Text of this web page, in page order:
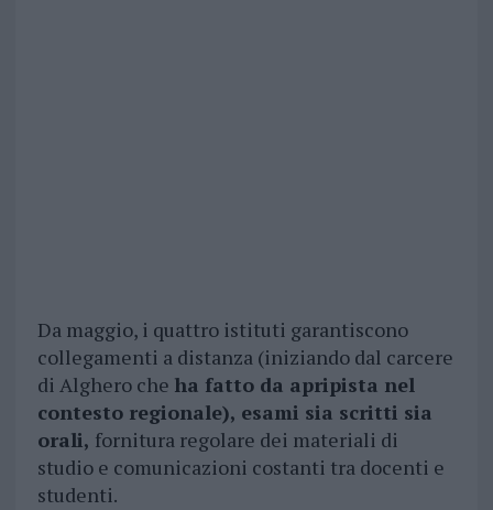
Da maggio, i quattro istituti garantiscono
collegamenti a distanza (iniziando dal carcere
di Alghero che ha fatto da apripista nel
contesto regionale), esami sia scritti sia
orali, fornitura regolare dei materiali di
studio e comunicazioni costanti tra docenti e
studenti.